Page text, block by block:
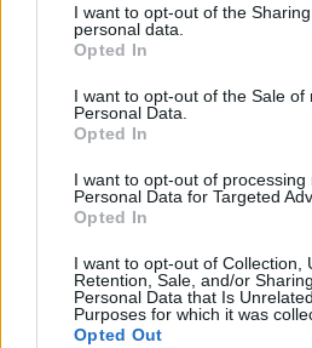
I want to opt-out of the
personal data.
Opted In
I want to opt-out of the Sale of
Personal Data.
Opted In
I want to opt-out of processing
Personal Data for Targeted
Opted In
I want to opt-out of Collection,
Retention, Sale, and/or
Personal Data that Is
Purposes for which it was
Opted Out